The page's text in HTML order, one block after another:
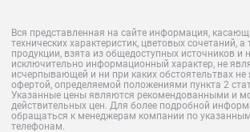
Вся представленная на сайте информация,
технических характеристик, цветовых сочетаний,
продукции, взята из общедоступных источников и
исключительно информационный характер, не
исчерпывающей и ни при каких обстоятельтвах не
офертой, определяемой положениями пункта 2
Указанные цены являются рекомендованными и
действительных цен. Для более подробной
обращаться к менеджерам компании по
телефонам.